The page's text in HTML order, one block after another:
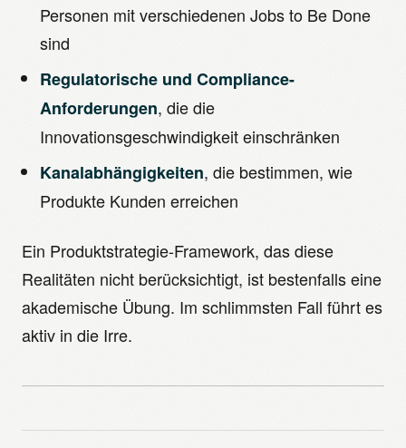
Personen mit verschiedenen Jobs to Be Done
sind
Regulatorische und Compliance-
Anforderungen, die die
Innovationsgeschwindigkeit einschränken
Kanalabhängigkeiten, die bestimmen, wie
Produkte Kunden erreichen
Ein Produktstrategie-Framework, das diese
Realitäten nicht berücksichtigt, ist bestenfalls eine
akademische Übung. Im schlimmsten Fall führt es
aktiv in die Irre.